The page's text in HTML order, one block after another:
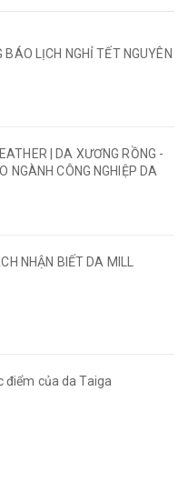
BÁO LỊCH NGHỈ TẾT NGUYÊN
| DA XƯƠNG RỒNG -
NGÀNH CÔNG NGHIỆP DA
NHẬN BIẾT DA MILL
điểm của da Taiga